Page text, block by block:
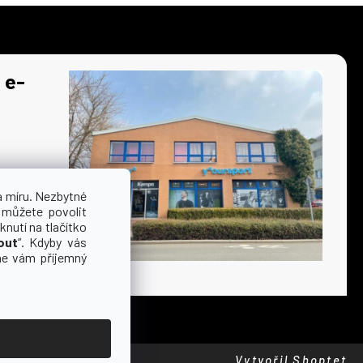
míru. Nezbytné
povolit
na tlačítko
“. Kdyby vás
vám příjemný
e-
Vytvořil Shoptet